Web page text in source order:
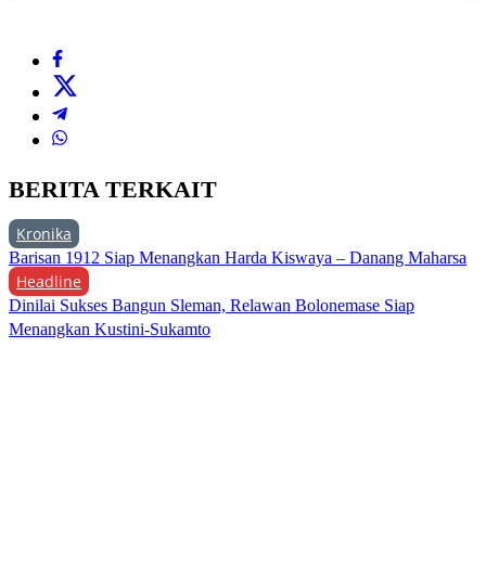
BERITA TERKAIT
Kronika
Barisan 1912 Siap Menangkan Harda Kiswaya – Danang Maharsa
Headline
Dinilai Sukses Bangun Sleman, Relawan Bolonemase Siap
Menangkan Kustini-Sukamto